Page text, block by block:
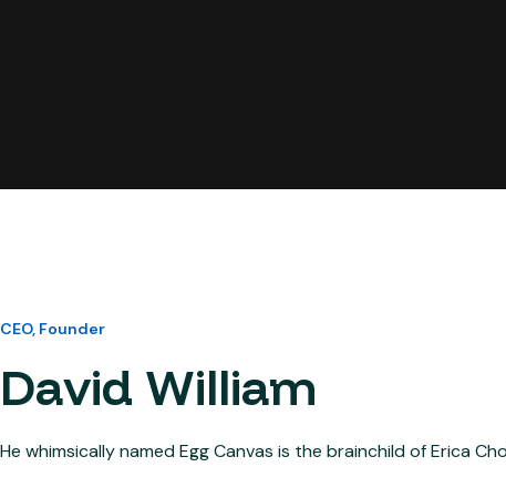
CEO, Founder
David William
He whimsically named Egg Canvas is the brainchild of Erica